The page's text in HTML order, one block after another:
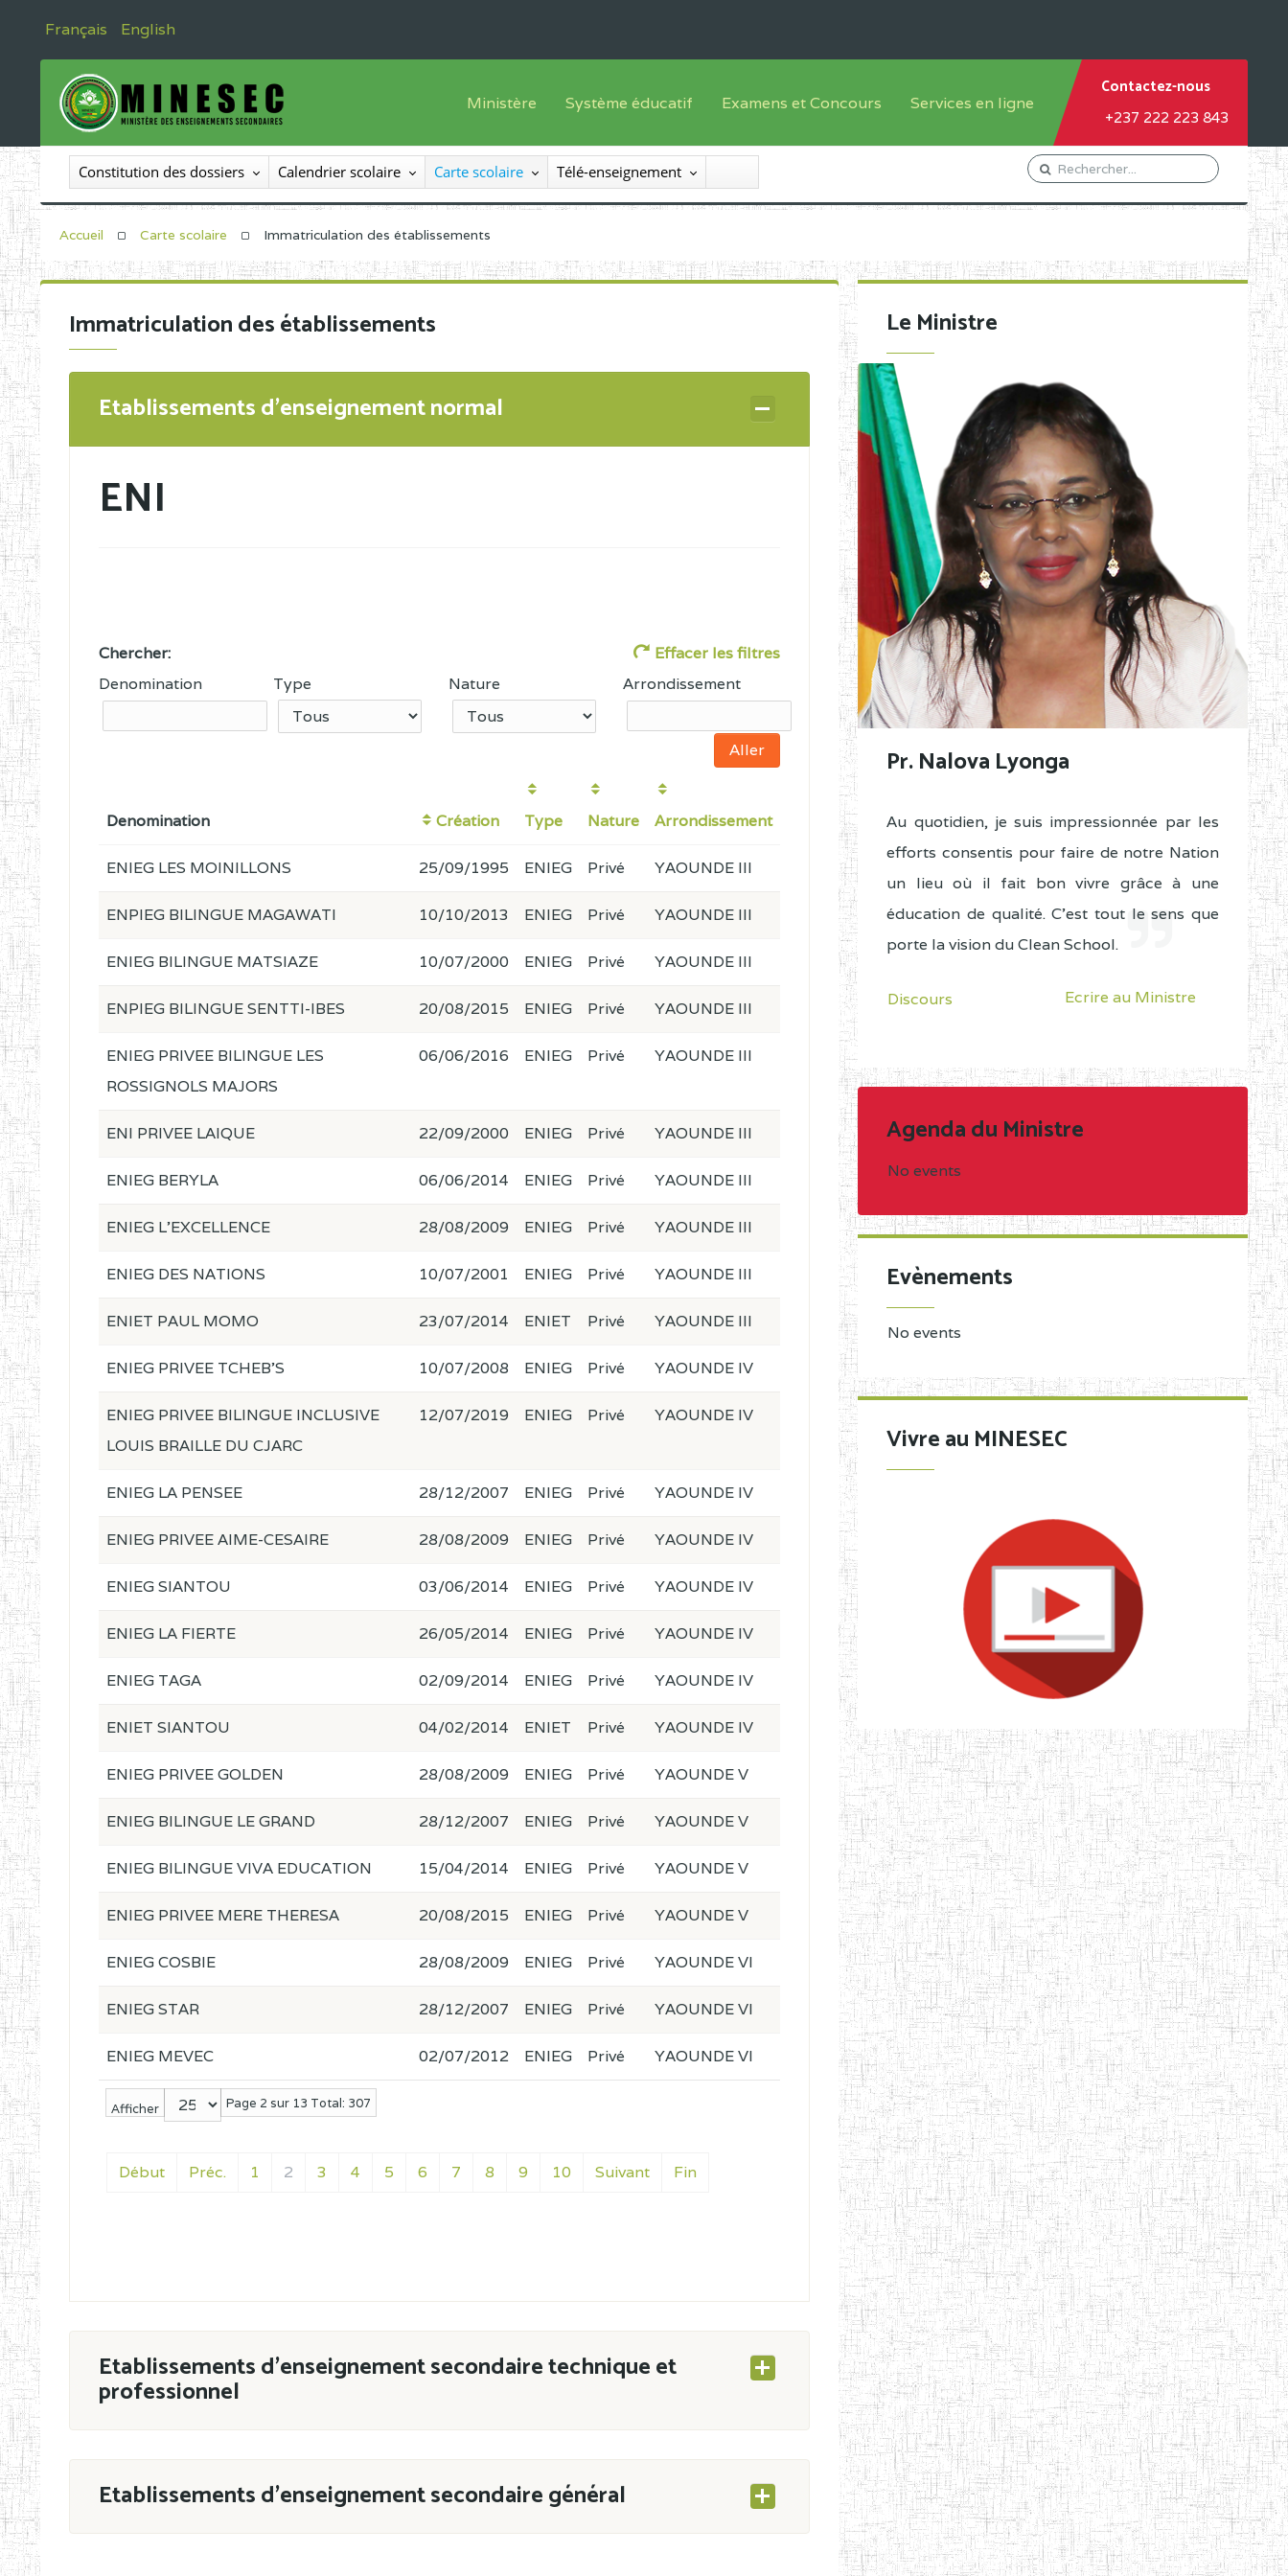
Français English
Ministère
Le Ministre
Le SEESEN
Inspection Générale des Enseignements
Organigramme
Système éducatif
Offre de formation
Sous système francophone
Progammes d'études
Examens et Concours
Inscriptions
Liste des candidats
Diplômes disponibles
Services en ligne
Orientation Conseil
Gestion du Personnel
Demande de subvention
Contactez-nous
+237 222 223 843
Constitution des dossiers Calendrier scolaire Carte scolaire Télé-enseignement
Accueil Carte scolaire Immatriculation des établissements
Immatriculation des établissements
Etablissements d'enseignement normal
ENI
Chercher:
Effacer les filtres
Denomination
Type Nature Arrondissement
Denomination Création Type Nature Arrondissement
Afficher Page 2 sur 13 Total: 307
Début Préc. 1 2 3 4 5 6 7 8 9 10 Suivant Fin
ENIEG LES MOINILLONS 25/09/1995 ENIEG Privé YAOUNDE III
ENPIEG BILINGUE MAGAWATI 10/10/2013 ENIEG Privé YAOUNDE III
ENIEG BILINGUE MATSIAZE 10/07/2000 ENIEG Privé YAOUNDE III
ENPIEG BILINGUE SENTTI-IBES 20/08/2015 ENIEG Privé YAOUNDE III
ENIEG PRIVEE BILINGUE LES
ROSSIGNOLS MAJORS
06/06/2016 ENIEG Privé YAOUNDE III
ENI PRIVEE LAIQUE 22/09/2000 ENIEG Privé YAOUNDE III
ENIEG BERYLA 06/06/2014 ENIEG Privé YAOUNDE III
ENIEG L'EXCELLENCE 28/08/2009 ENIEG Privé YAOUNDE III
ENIEG DES NATIONS 10/07/2001 ENIEG Privé YAOUNDE III
ENIET PAUL MOMO 23/07/2014 ENIET Privé YAOUNDE III
ENIEG PRIVEE TCHEB'S 10/07/2008 ENIEG Privé YAOUNDE IV
ENIEG PRIVEE BILINGUE INCLUSIVE
LOUIS BRAILLE DU CJARC
12/07/2019 ENIEG Privé YAOUNDE IV
ENIEG LA PENSEE 28/12/2007 ENIEG Privé YAOUNDE IV
ENIEG PRIVEE AIME-CESAIRE 28/08/2009 ENIEG Privé YAOUNDE IV
ENIEG SIANTOU 03/06/2014 ENIEG Privé YAOUNDE IV
ENIEG LA FIERTE 26/05/2014 ENIEG Privé YAOUNDE IV
ENIEG TAGA 02/09/2014 ENIEG Privé YAOUNDE IV
ENIET SIANTOU 04/02/2014 ENIET Privé YAOUNDE IV
ENIEG PRIVEE GOLDEN 28/08/2009 ENIEG Privé YAOUNDE V
ENIEG BILINGUE LE GRAND 28/12/2007 ENIEG Privé YAOUNDE V
ENIEG BILINGUE VIVA EDUCATION 15/04/2014 ENIEG Privé YAOUNDE V
ENIEG PRIVEE MERE THERESA 20/08/2015 ENIEG Privé YAOUNDE V
ENIEG COSBIE 28/08/2009 ENIEG Privé YAOUNDE VI
ENIEG STAR 28/12/2007 ENIEG Privé YAOUNDE VI
ENIEG MEVEC 02/07/2012 ENIEG Privé YAOUNDE VI
Etablissements d'enseignement secondaire technique et
professionnel
ESTP
Etablissements d'enseignement secondaire général
Le Ministre
Pr. Nalova Lyonga
Au quotidien, je suis impressionnée par les
efforts consentis pour faire de notre Nation
un lieu où il fait bon vivre grâce à une
éducation de qualité. C'est tout le sens que
porte la vision du Clean School.
Discours Ecrire au Ministre
Agenda du Ministre
No events
Evènements
No events
Vivre au MINESEC